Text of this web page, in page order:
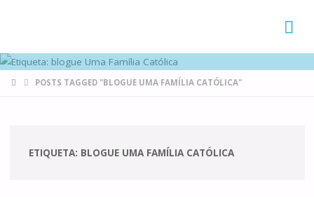
HOMEPOSTS TAGGED "BLOGUE UMA FAMÍLIA CATÓLICA"
ETIQUETA: BLOGUE UMA FAMÍLIA CATÓLICA